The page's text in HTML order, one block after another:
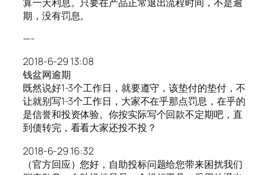
期，没有罚息。
—-
2018-6-29 13:08
钱盆网逾期
既然说好1-3个工作日，就要遵守，该垫付的垫付，不
让就别写1-3个工作日，大家不在乎那点罚息，在乎的
是信誉和投资体验。你按实际写个回款不定期吧，直
到债转完，看看大家还投不投？
2018-6-29 16:32
（官方回应）您好，自助投标问题给您带来困扰我们